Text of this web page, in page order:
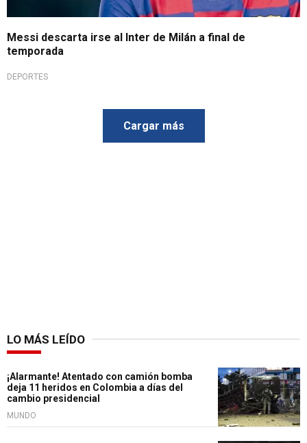
Messi descarta irse al Inter de Milán a final de
temporada
DEPORTES
Cargar más
LO MÁS LEÍDO
¡Alarmante! Atentado con camión bomba
deja 11 heridos en Colombia a días del
cambio presidencial
MUNDO